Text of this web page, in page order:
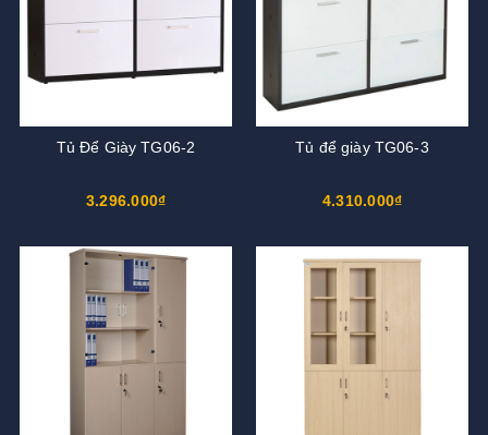
Tủ Để Giày TG06-2
3.296.000₫
Tủ để giày TG06-3
4.310.000₫